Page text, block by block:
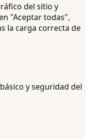
del sitio y
"Aceptar todas",
la carga correcta de
y seguridad del